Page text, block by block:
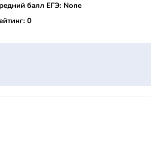
балл ЕГЭ: None
0